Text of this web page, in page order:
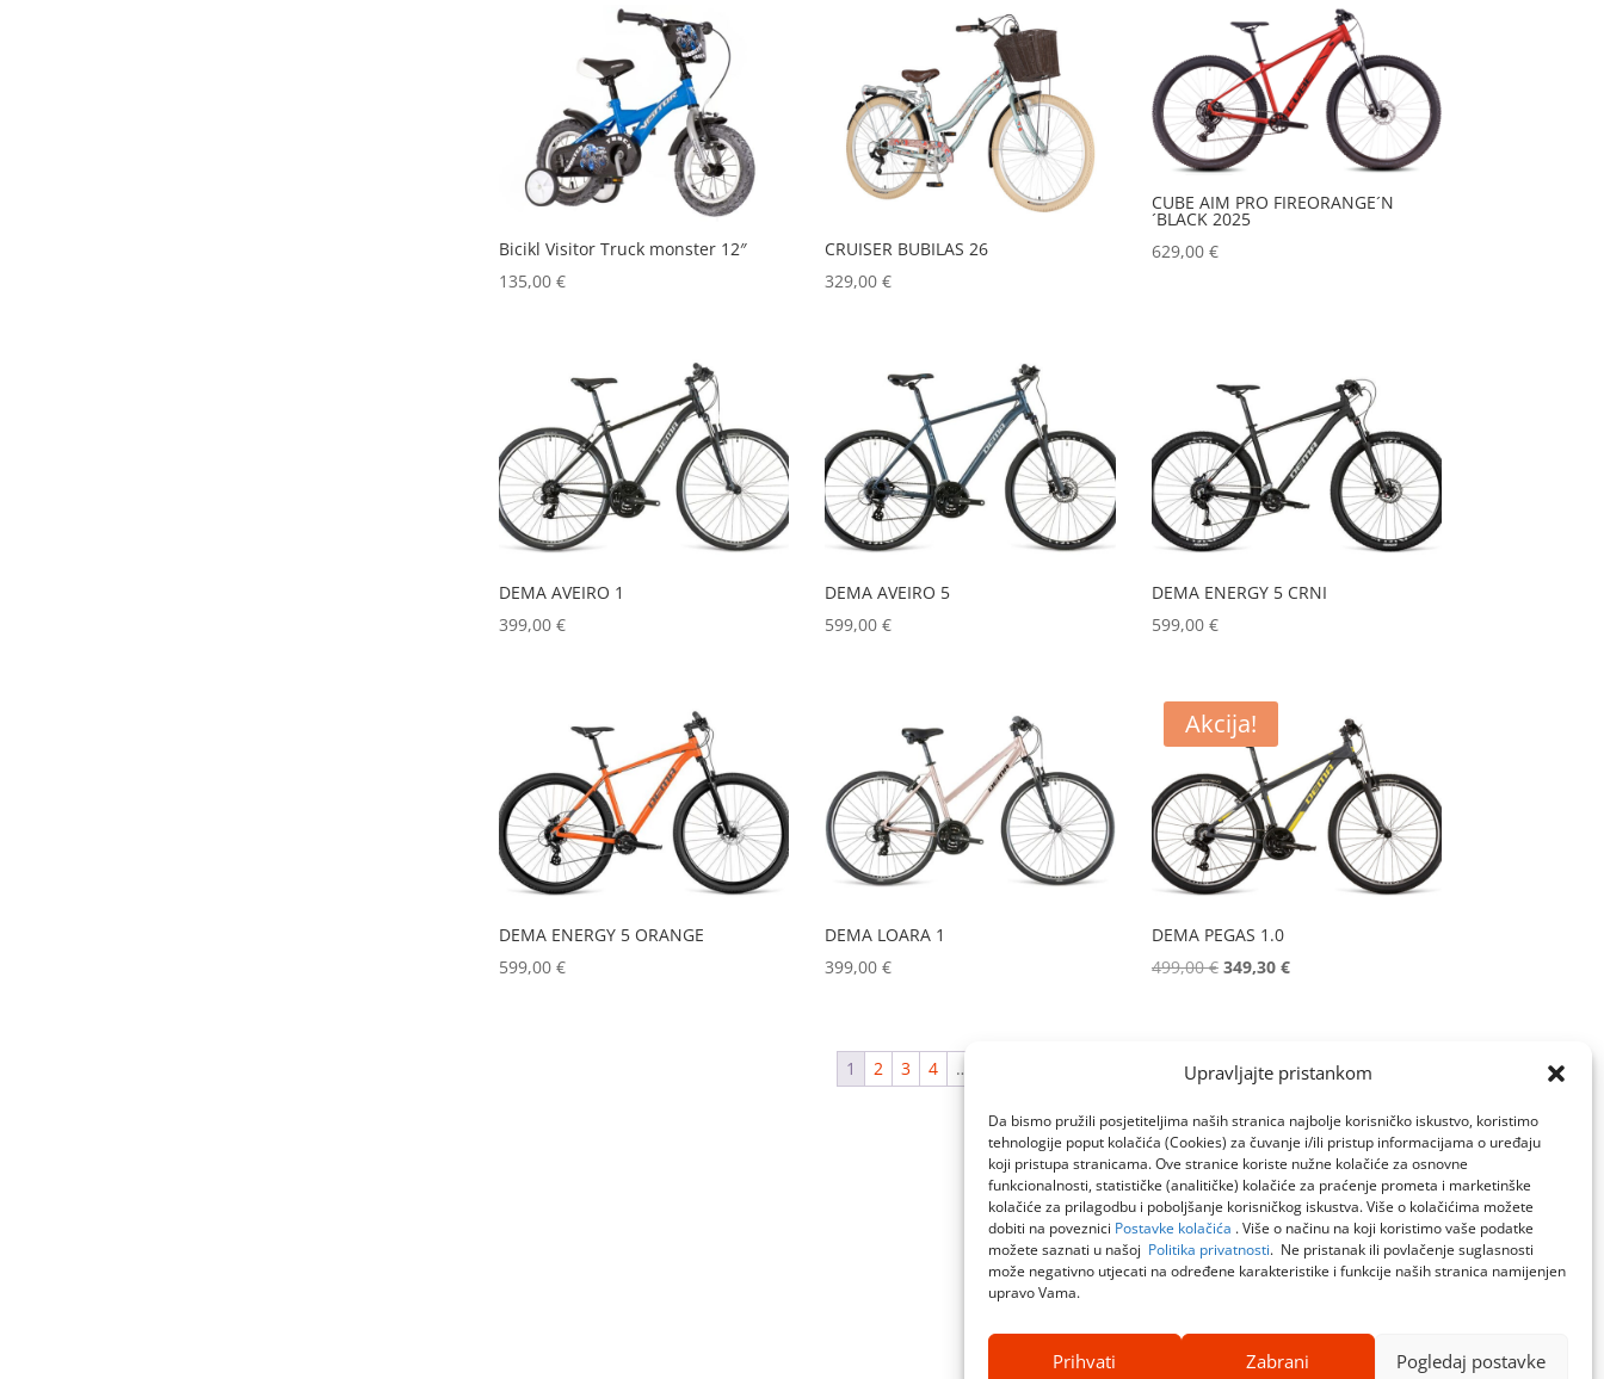
Upravljajte pristankom
Da bismo pružili posjetiteljima naših stranica najbolje korisničko iskustvo, koristimo
tehnologije poput kolačića (Cookies) za čuvanje i/ili pristup informacijama o uređaju
koji pristupa stranicama. Ove stranice koriste nužne kolačiće za osnovne
funkcionalnosti, statističke (analitičke) kolačiće za praćenje prometa i marketinške
kolačiće za prilagodbu i poboljšanje korisničkog iskustva. Više o kolačićima možete
dobiti na poveznici Postavke kolačića . Više o načinu na koji koristimo vaše podatke
možete saznati u našoj Politika privatnosti. Ne pristanak ili povlačenje suglasnosti
može negativno utjecati na određene karakteristike i funkcije naših stranica namijenjen
upravo Vama.
Prihvati Zabrani Pogledaj postavke
1.199,00 €.
1.019,15 €.
2.299,00 €.
je:
1.999,00 €.
999,50 €.
Bicikl Visitor Truck monster 12″
135,00 €
CRUISER BUBILAS 26
329,00€
CUBE AIM PRO FIREORANGE´N
´BLACK 2025
629,00 €
DEMA AVEIRO 1
399,00 €
DEMA AVEIRO 5
599,00€
DEMA ENERGY 5 CRNI
599,00 €
DEMA ENERGY 5 ORANGE
599,00 €
DEMA LOARA 1
399,00€
Akcija!
DEMA PEGAS 1.0
499,00€ Izvorna
499,00 €.
349,30 €Trenutna
1 2 3 4 …